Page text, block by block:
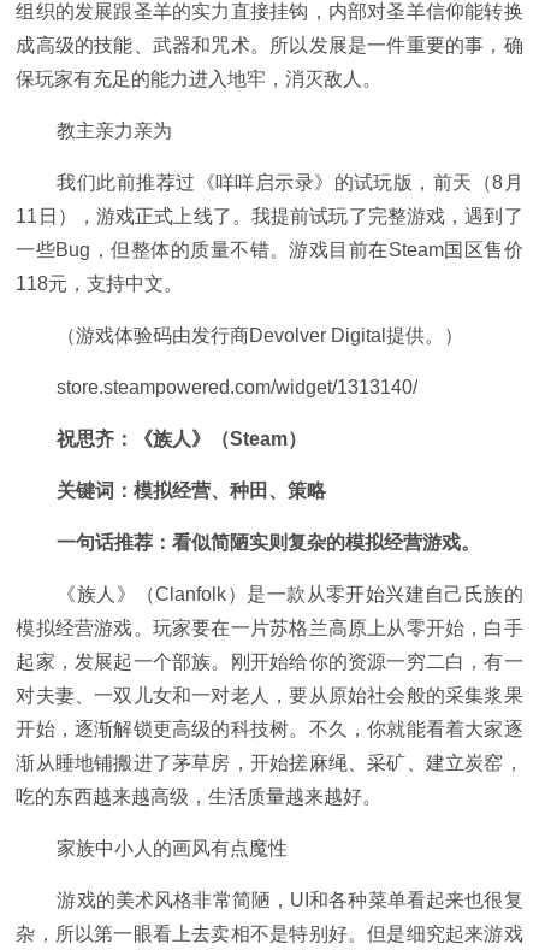
组织的发展跟圣羊的实力直接挂钩，内部对圣羊信仰能转换
成高级的技能、武器和咒术。所以发展是一件重要的事，确
保玩家有充足的能力进入地牢，消灭敌人。
教主亲力亲为
我们此前推荐过《咩咩启示录》的试玩版，前天（8月
11日），游戏正式上线了。我提前试玩了完整游戏，遇到了
一些Bug，但整体的质量不错。游戏目前在Steam国区售价
118元，支持中文。
（游戏体验码由发行商Devolver Digital提供。）
store.steampowered.com/widget/1313140/
祝思齐：《族人》（Steam）
关键词：模拟经营、种田、策略
一句话推荐：看似简陋实则复杂的模拟经营游戏。
《族人》（Clanfolk）是一款从零开始兴建自己氏族的
模拟经营游戏。玩家要在一片苏格兰高原上从零开始，白手
起家，发展起一个部族。刚开始给你的资源一穷二白，有一
对夫妻、一双儿女和一对老人，要从原始社会般的采集浆果
开始，逐渐解锁更高级的科技树。不久，你就能看着大家逐
渐从睡地铺搬进了茅草房，开始搓麻绳、采矿、建立炭窑，
吃的东西越来越高级，生活质量越来越好。
家族中小人的画风有点魔性
游戏的美术风格非常简陋，UI和各种菜单看起来也很复
杂，所以第一眼看上去卖相不是特别好。但是细究起来游戏